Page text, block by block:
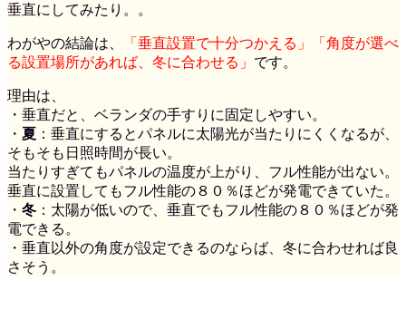
垂直にしてみたり。。
わがやの結論は、
「垂直設置で十分つかえる」「角度が選べ
る設置場所があれば、冬に合わせる」 です。
理由は、
・垂直だと、ベランダの手すりに固定しやすい。
・ 夏 ：垂直にするとパネルに太陽光が当たりにくくなるが、
そもそも日照時間が長い。
当たりすぎてもパネルの温度が上がり、フル性能が出ない。
垂直に設置してもフル性能の８０％ほどが発電できていた。
・ 冬 ：太陽が低いので、垂直でもフル性能の８０％ほどが発
電できる。
・垂直以外の角度が設定できるのならば、冬に合わせれば良
さそう。